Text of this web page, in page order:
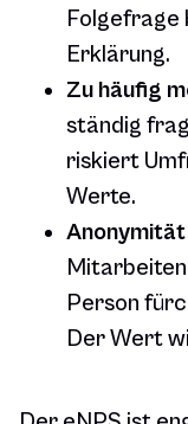
Folgefrage
Erklärung.
Zu häufig
ständig
riskiert
Werte.
Person
Der Wert